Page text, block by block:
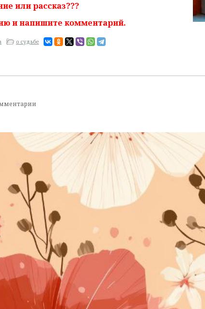
или рассказ???
и напишите комментарий.
о судьбе